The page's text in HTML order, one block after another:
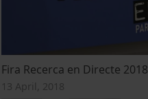
Fira Recerca en Directe 2018
13 April, 2018